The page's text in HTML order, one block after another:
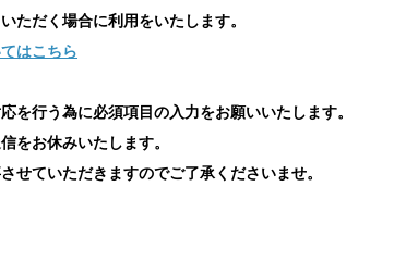
ただく場合に利用をいたします。
はこちら
を行う為に必須項目の入力をお願いいたします。
をお休みいたします。
せていただきますのでご了承くださいませ。